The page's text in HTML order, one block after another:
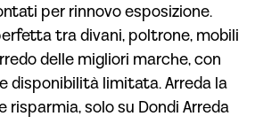
per rinnovo esposizione.
tra divani, poltrone, mobili
delle migliori marche, con
disponibilità limitata. Arreda la
solo su Dondi Arreda